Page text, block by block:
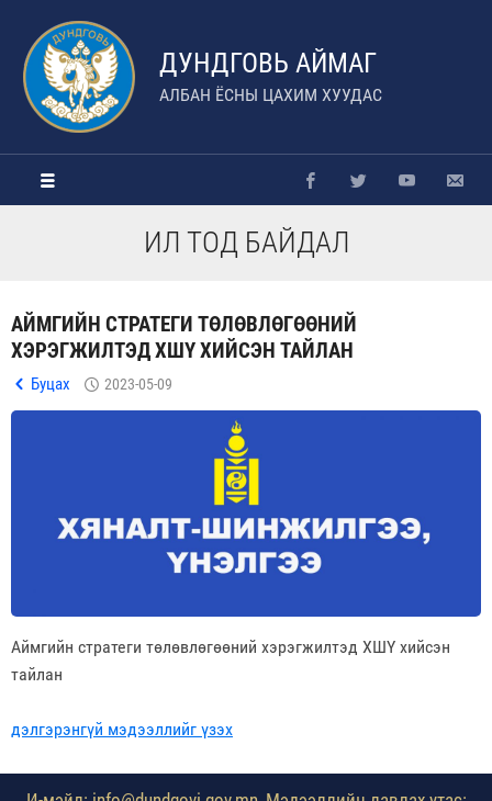
ДУНДГОВЬ АЙМАГ
АЛБАН ЁСНЫ ЦАХИМ ХУУДАС
ИЛ ТОД БАЙДАЛ
АЙМГИЙН СТРАТЕГИ ТӨЛӨВЛӨГӨӨНИЙ
ХЭРЭГЖИЛТЭД ХШҮ ХИЙСЭН ТАЙЛАН
Буцах 2023-05-09
Аймгийн стратеги төлөвлөгөөний хэрэгжилтэд ХШҮ хийсэн
тайлан
дэлгэрэнгүй мэдээллийг үзэх